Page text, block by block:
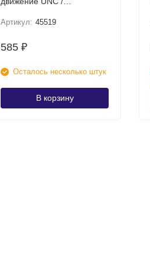
Артикул: 45519
585₽
Осталось несколько штук
В корзину